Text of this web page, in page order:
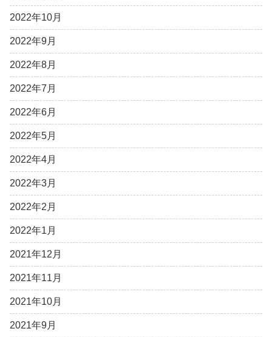
2022年10月
2022年9月
2022年8月
2022年7月
2022年6月
2022年5月
2022年4月
2022年3月
2022年2月
2022年1月
2021年12月
2021年11月
2021年10月
2021年9月